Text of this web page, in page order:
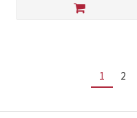
1 2